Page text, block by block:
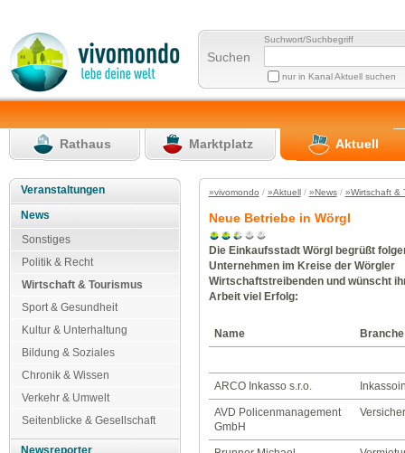
Suchen
Suchwort/Suchbegriff
nur in Kanal Aktuell suchen
Rathaus Marktplatz Aktuell
Veranstaltungen
News
Sonstiges
Politik & Recht
Wirtschaft & Tourismus
Sport & Gesundheit
Kultur & Unterhaltung
Bildung & Soziales
Chronik & Wissen
Verkehr & Umwelt
Seitenblicke & Gesellschaft
»vivomondo / »Aktuell/ »News/ »Wirtschaft &
Neue Betriebe in Wörgl
Die Einkaufsstadt Wörgl begrüßt
Unternehmen im Kreise der Wörgler
Wirtschaftstreibenden und wünscht
Arbeit viel Erfolg:
Name Branche
ARCO Inkasso s.r.o.
AVD Policenmanagement
GmbH